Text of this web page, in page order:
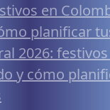
en
planificar
2026:
y cómo